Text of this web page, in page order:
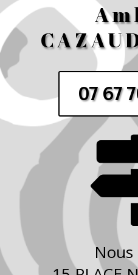
07 67